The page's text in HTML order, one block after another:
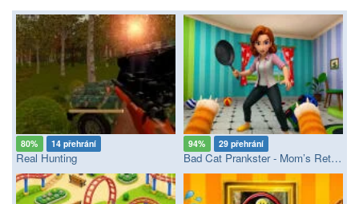
80% 14 přehrání
Real Hunting
94% 29 přehrání
Bad Cat Prankster - Mom’s Return